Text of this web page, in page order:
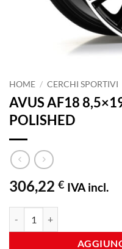
HOME / CERCHI SPORTIVI
AVUS AF18
POLISHED
306,22 € IVA incl.